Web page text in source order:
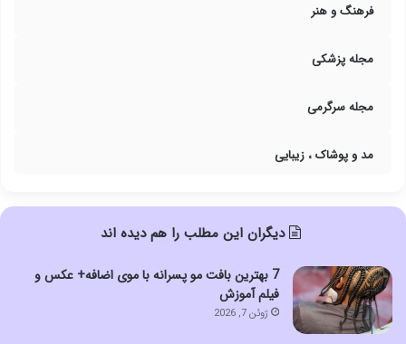
فرهنگ و هنر
مجله پزشکی
مجله سرگرمی
مد و پوشاک ، زیبایی
دیگران این مطلب را هم دیده اند
7 بهترین بافت مو پسرانه با موی اضافه+ عکس و
فیلم آموزش
ژوئن 7, 2026